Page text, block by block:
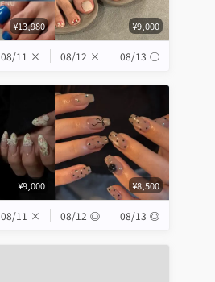
¥13,980 ¥9,000
08/11 × 08/12 × 08/13 ◯
¥9,000 ¥8,500
08/11 × 08/12 ◎ 08/13 ◎